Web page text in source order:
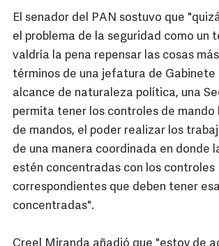
El senador del PAN sostuvo que
el problema de la seguridad como un
valdría la pena repensar las cosas
términos de una jefatura de Gabinete
alcance de naturaleza política, una
permita tener los controles de mando
de mandos, el poder realizar los
de una manera coordinada en donde
estén concentradas con los controles
correspondientes que deben tener
concentradas".